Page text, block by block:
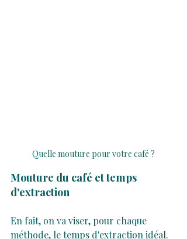
Quelle mouture pour votre café ?
Mouture du café et temps
d'extraction
En fait, on va viser, pour chaque
méthode, le temps d'extraction idéal.